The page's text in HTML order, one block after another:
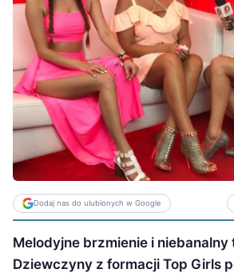
Dodaj nas do ulubionych w Google
Melodyjne brzmienie i niebanalny
Dziewczyny z formacji Top Girls